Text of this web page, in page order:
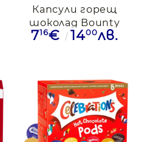
Капсули горещ
шоколад Bounty
Dolce Gusto, 8бр
716€ 1400лв.